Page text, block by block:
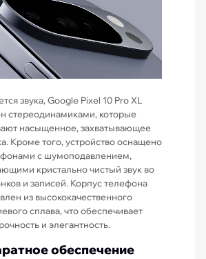
звука, Google Pixel 10 Pro XL
стереодинамиками, которые
насыщенное, захватывающее
Кроме того, устройство оснащено
с шумоподавлением,
кристально чистый звук во
и записей. Корпус телефона
из высококачественного
сплава, что обеспечивает
и элегантность.
обеспечение